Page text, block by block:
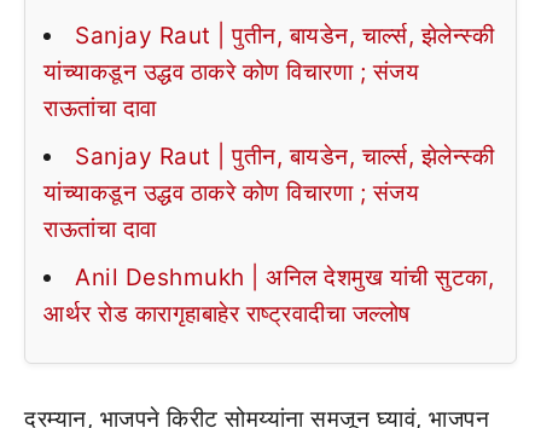
Sanjay Raut | पुतीन, बायडेन, चार्ल्स, झेलेन्स्की
यांच्याकडून उद्धव ठाकरे कोण विचारणा ; संजय
राऊतांचा दावा
Sanjay Raut | पुतीन, बायडेन, चार्ल्स, झेलेन्स्की
यांच्याकडून उद्धव ठाकरे कोण विचारणा ; संजय
राऊतांचा दावा
Anil Deshmukh | अनिल देशमुख यांची सुटका,
आर्थर रोड कारागृहाबाहेर राष्ट्रवादीचा जल्लोष
दरम्यान, भाजपने किरीट सोमय्यांना समजून घ्यावं, भाजपन